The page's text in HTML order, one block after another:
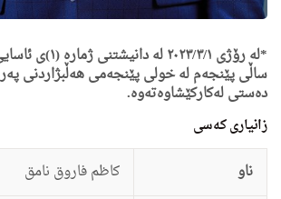
*لە رۆژی ٢٠٢٣/٣/١
ساڵی پێنجه‌م له‌ خولی پێنجه‌می هه‌ڵبژاردنی
دەستی لەکارکێشاوەتەوە.
زانيارى کەسی
ناو
كاظم فاروق نامق